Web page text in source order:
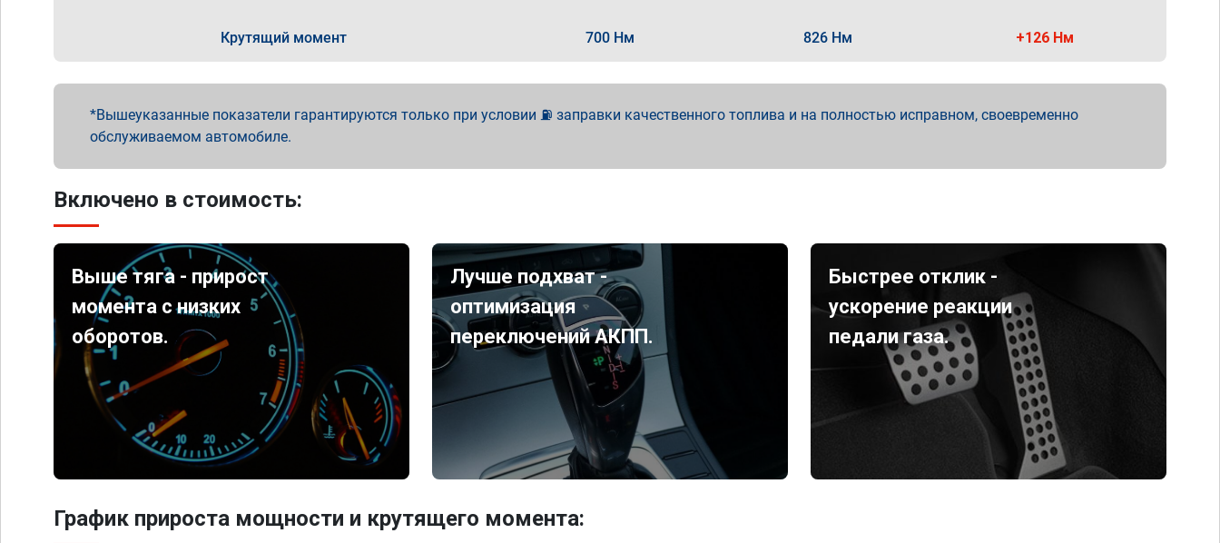
Крутящий момент 700 Нм 826 Нм +126 Нм
Вышеуказанные показатели гарантируются только при условии ⛽ заправки качественного топлива и на полностью исправном, своевременно
обслуживаемом автомобиле.
Включено в стоимость:
Выше тяга - прирост
момента с низких
оборотов.
Лучше подхват -
оптимизация
переключений АКПП.
Быстрее отклик -
ускорение реакции
педали газа.
График прироста мощности и крутящего момента: